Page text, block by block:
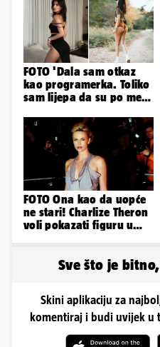
FOTO 'Dala sam otkaz
kao programerka. Toliko
sam lijepa da su po meni
FOTO Ona kao da uopće
ne stari! Charlize Theron
voli pokazati figuru u
Sve što je
Skini aplikaciju za
komentiraj i budi uvijek u